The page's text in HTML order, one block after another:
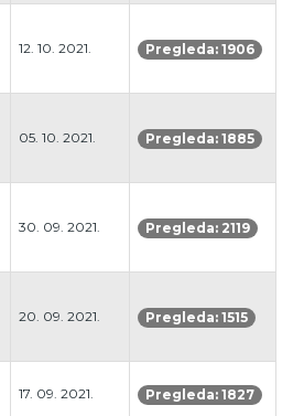
12. 10. 2021. Pregleda: 1906
05. 10. 2021. Pregleda: 1885
30. 09. 2021. Pregleda: 2119
20. 09. 2021. Pregleda: 1515
17. 09. 2021. Pregleda: 1827